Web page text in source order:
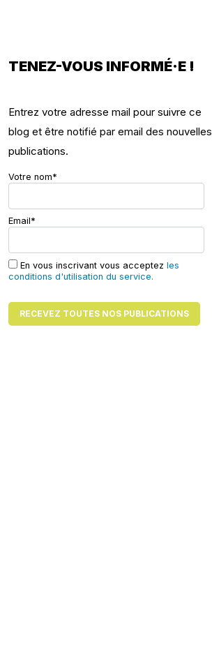
TENEZ-VOUS INFORMÉ·E !
Entrez votre adresse mail pour suivre ce
blog et être notifié par email des nouvelles
publications.
Votre nom*
Email*
En vous inscrivant vous acceptez les
conditions d'utilisation du service.